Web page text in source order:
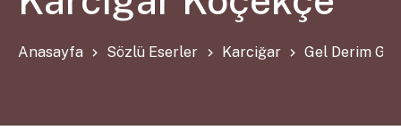
Anasayfa Sözlü Eserler Karciğar Gel Derim